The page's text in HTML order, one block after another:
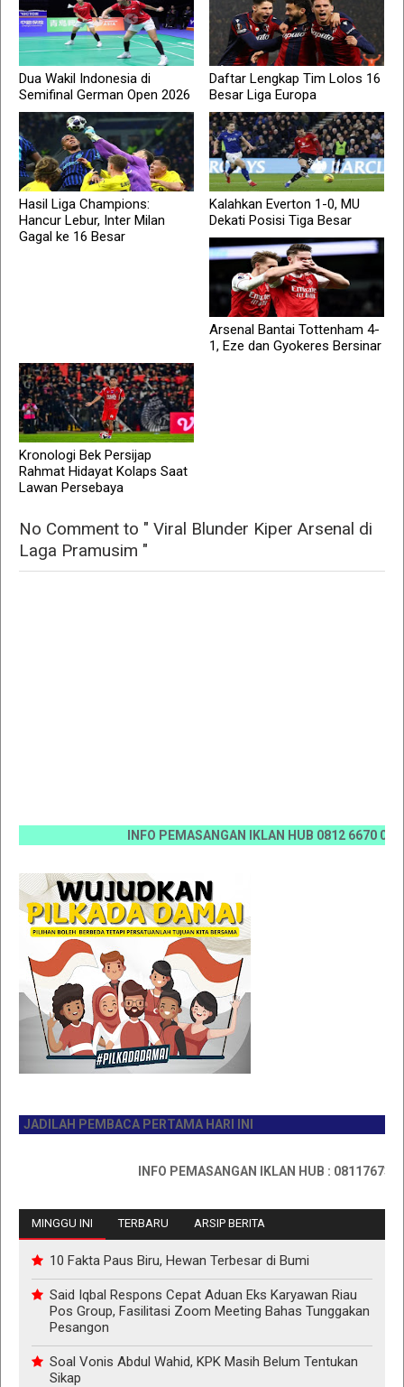
Dua Wakil Indonesia di
Semifinal German Open 2026
Daftar Lengkap Tim Lolos 16
Besar Liga Europa
Hasil Liga Champions:
Hancur Lebur, Inter Milan
Gagal ke 16 Besar
Kalahkan Everton 1-0, MU
Dekati Posisi Tiga Besar
Arsenal Bantai Tottenham 4-
1, Eze dan Gyokeres Bersinar
Kronologi Bek Persijap
Rahmat Hidayat Kolaps Saat
Lawan Persebaya
No Comment to " Viral Blunder Kiper Arsenal di
Laga Pramusim "
INFO PEMASANGAN IKLAN HUB 0812 6670
PEMBACA PERTAMA HARI INI
INFO PEMASANGAN IKLAN HUB : 0811767335
MINGGU INI TERBARU ARSIP BERITA
10 Fakta Paus Biru, Hewan Terbesar di Bumi
Said Iqbal Respons Cepat Aduan Eks Karyawan Riau
Pos Group, Fasilitasi Zoom Meeting Bahas Tunggakan
Pesangon
Soal Vonis Abdul Wahid, KPK Masih Belum Tentukan
Sikap